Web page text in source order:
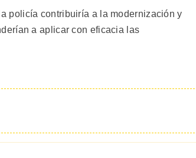
policía contribuiría a la modernización y
a aplicar con eficacia las